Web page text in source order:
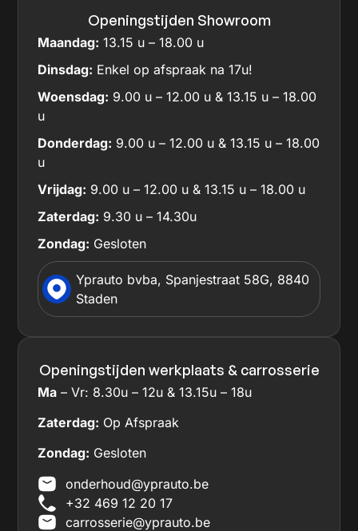
Openingstijden Showroom
Maandag: 13.15 u – 18.00 u
Dinsdag: Enkel op afspraak na 17u!
Woensdag: 9.00 u – 12.00 u & 13.15 u – 18.00
u
Donderdag: 9.00 u – 12.00 u & 13.15 u – 18.00
u
Vrijdag: 9.00 u – 12.00 u & 13.15 u – 18.00 u
Zaterdag: 9.30 u – 14.30u
Zondag: Gesloten
Yprauto bvba, Spanjestraat 58G, 8840
Staden
Openingstijden werkplaats & carrosserie
Ma – Vr: 8.30u – 12u & 13.15u – 18u
Zaterdag: Op Afspraak
Zondag: Gesloten
onderhoud@yprauto.be
+32 469 12 20 17
carrosserie@yprauto.be